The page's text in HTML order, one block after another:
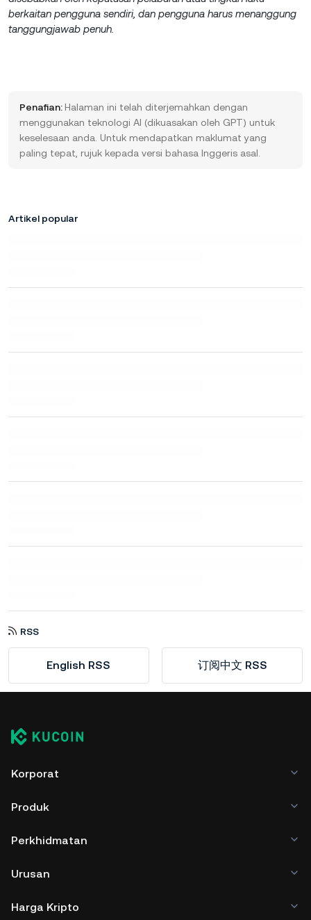
berkaitan pengguna sendiri, dan pengguna harus menanggung
tanggungjawab penuh.
Penafian: Halaman ini telah diterjemahkan dengan
menggunakan teknologi AI (dikuasakan oleh GPT) untuk
keselesaan anda. Untuk mendapatkan maklumat yang
paling tepat, rujuk kepada versi bahasa Inggeris asal.
Artikel popular
RSS
English RSS 订阅中文 RSS
Korporat
Produk
Perkhidmatan
Urusan
Harga Kripto